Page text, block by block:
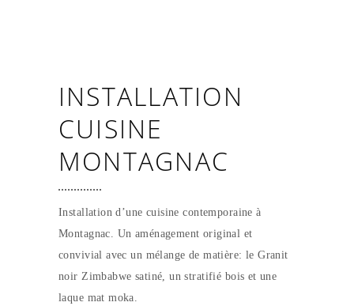
INSTALLATION
CUISINE
MONTAGNAC
Installation d’une cuisine contemporaine à
Montagnac. Un aménagement original et
convivial avec un mélange de matière: le Granit
noir Zimbabwe satiné, un stratifié bois et une
laque mat moka.